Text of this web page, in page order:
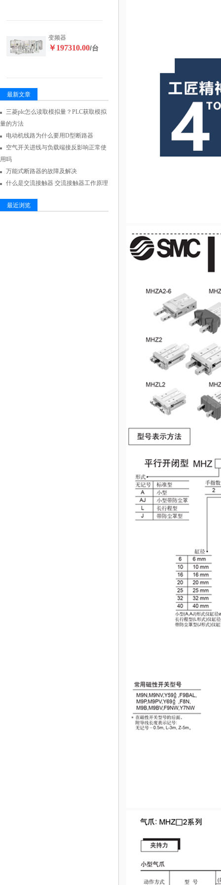
变频器
￥197310.00/台
最新文章
三菱plc怎么读取模拟量？PLC获取模拟
量的方法
电动机线路为什么要用D型断路器
空气开关进线与负载端接反影响正常使
用吗
万能式断路器的故障及解决
什么是交流接触器 交流接触器工作原理
最近浏览